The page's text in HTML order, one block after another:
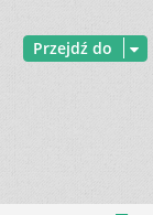
Przejdź do